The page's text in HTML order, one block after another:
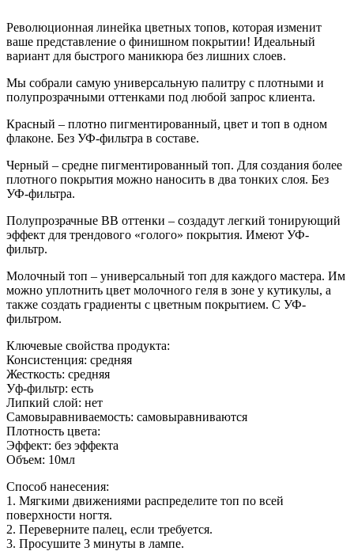
Революционная линейка цветных топов, которая изменит
ваше представление о финишном покрытии! Идеальный
вариант для быстрого маникюра без лишних слоев.
Мы собрали самую универсальную палитру с плотными и
полупрозрачными оттенками под любой запрос клиента.
Красный – плотно пигментированный, цвет и топ в одном
флаконе. Без УФ-фильтра в составе.
Черный – средне пигментированный топ. Для создания более
плотного покрытия можно наносить в два тонких слоя. Без
УФ-фильтра.
Полупрозрачные BB оттенки – создадут легкий тонирующий
эффект для трендового «голого» покрытия. Имеют УФ-
фильтр.
Молочный топ – универсальный топ для каждого мастера. Им
можно уплотнить цвет молочного геля в зоне у кутикулы, а
также создать градиенты с цветным покрытием. С УФ-
фильтром.
Ключевые свойства продукта:
Консистенция: средняя
Жесткость: средняя
Уф-фильтр: есть
Липкий слой: нет
Самовыравниваемость: самовыравниваются
Плотность цвета:
Эффект: без эффекта
Объем: 10мл
Способ нанесения:
1. Мягкими движениями распределите топ по всей
поверхности ногтя.
2. Переверните палец, если требуется.
3. Просушите 3 минуты в лампе.